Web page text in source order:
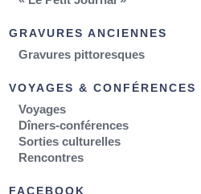
GRAVURES ANCIENNES
Gravures pittoresques
VOYAGES & CONFÉRENCES
Voyages
Dîners-conférences
Sorties culturelles
Rencontres
FACEBOOK